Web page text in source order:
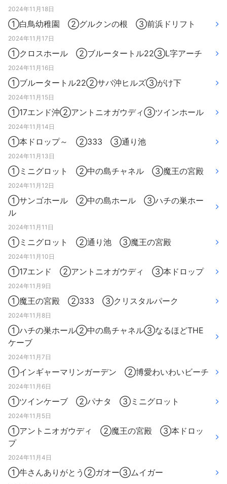
2024年11月18日
①白鳥幼稚園 ②グルクンの根 ③前浜ドリフト
2024年11月17日
①クロスホール ②ブルータートル22③L字アーチ
2024年11月16日
①ブルータートル22②サバ沖ヒルズ③がけ下
2024年11月15日
①17エンド沖②アントニオガウディ③ツインホール
2024年11月14日
①本ドロップ～ ②333 ③通り池
2024年11月13日
①ミニグロット ②中の島チャネル ③魔王の宮殿
2024年11月12日
①サンゴホール ②中の島ホール ③ハチの巣ホー
ル
2024年11月11日
①ミニグロット ②通り池 ③魔王の宮殿
2024年11月10日
①17エンド ②アントニオガウディ ③本ドロップ
2024年11月9日
①魔王の宮殿 ②333 ③クリスタルパーク
2024年11月8日
①ハチの巣ホール②中の島チャネル③なるほどTHE
ケーブ
2024年11月7日
①インギャーマリンガーデン ②博愛わいわいビーチ
2024年11月6日
①ツインケーブ ②パナタ ③ミニグロット
2024年11月5日
①アントニオガウディ ②魔王の宮殿 ③本ドロッ
プ
2024年11月4日
①牛さんありがとう②ガオー③ムイガー